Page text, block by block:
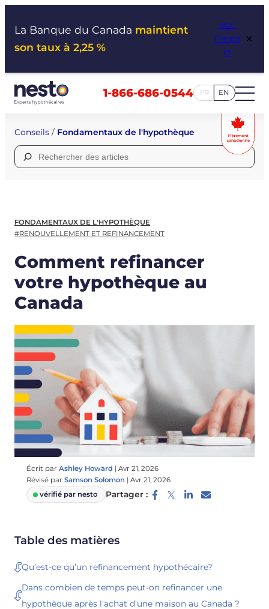
La Banque du Canada maintient
son taux à 2,25 %
Voir
l’impa
ct
×
1-866-686-0544 FR EN
Conseils / Fondamentaux de l'hypothèque
Rechercher :
FONDAMENTAUX DE L'HYPOTHÈQUE
#RENOUVELLEMENT ET REFINANCEMENT
Comment refinancer
votre hypothèque au
Canada
Écrit par Ashley Howard | Avr 21, 2026
Révisé par Samson Solomon | Avr 21, 2026
vérifié par nesto
Partager :
Table des matières
Qu’est-ce qu’un refinancement hypothécaire?
Dans combien de temps peut-on refinancer une
hypothèque après l'achat d'une maison au Canada ?